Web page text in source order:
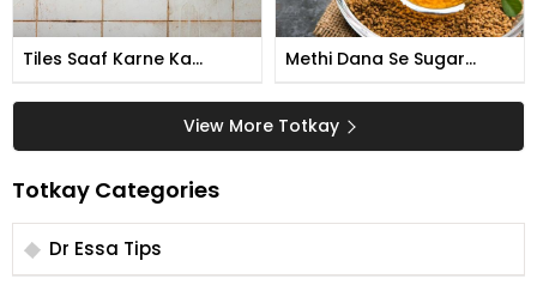
Tiles Saaf Karne Ka
Methi Dana Se Sugar
View More Totkay
Totkay Categories
Dr Essa Tips